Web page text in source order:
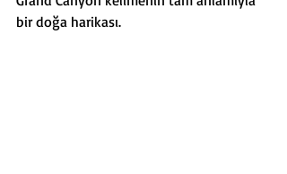
bir doğa harikası.